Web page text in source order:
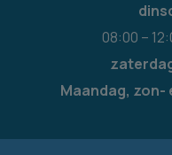
08:00 –
Maandag,